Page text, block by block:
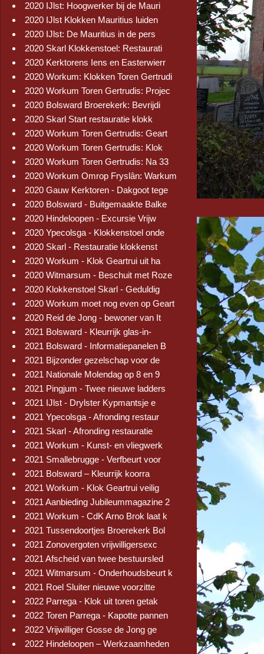
2020 IJlst: Hoogwerker bij de Mauri
2020 IJlst Klokken Mauritius luiden
2020 IJlst: De Mauritius in de pers
2020 Skarl Klokkenstoel: Restaurati
2020 Kerktorens Iens en Easterwierr
2020 Workum: Klokken Toren Gertrudi
2020 Workum Toren Gertrudis: Projec
2020 Bolsward Broerekerk: Bevrijdi
2020 Skarl Start restauratie klokk
2020 Workum Toren Gertrudis: Geart
2020 Workum Toren Gertrudis: Klok
2020 Workum Toren Gertrudis: Na 33
2020 Workum Omrop Fryslân: Warkum
2020 Gauw Kerktoren - Dakgoot tege
2020 Bolsward - Buitgemaakte Balke
2020 Hindeloopen - Excursie Vrijw
2020 Ypecolsga - Klokkenstoel onde
2020 Skarl - Restauratie klokkenst
2020 Workum - Klok Geartrui uit ha
2020 Witmarsum - Beschuit met Roze
2020 Klokkenstoel Skarl - Geduldig
2020 Workum moet nog even op Geart
2020 Reid de Jong - bewoner van It
2021 Bolsward - Kleurrijk glas-in-
2021 Bolsward - Informatiepanelen B
2021 Bijzonder gezelschap voor de
2021 Nationale Molendag op 8 en 9
2021 Pingjum - Twee nieuwe ladders
2021 IJlst - Drylster Kypmantsje e
2021 Ypecolsga - Afronding restaur
2021 Skarl - Afronding restauratie
2021 Workum - Kunst- en vliegwerk
2021 Smallebrugge - Verfbeurt voor
2021 Bolsward – Kleurrijk koorra
2021 Workum - Klok Geartrui veilig
2021 Aanbieding Jubileummagazine 2
2021 Workum - CdK Arno Brok laat k
2021 Tussendoortjes Broerekerk Bol
2021 Zonovergoten vrijwilligersexc
2021 Afscheid van twee bestuursled
2021 Witmarsum - Onderhoudsbeurt k
2021 Roel Sluiter nieuwe voorzitte
2022 Parrega - Klok uit toren getak
2022 Toren Parrega - Kapotte pannen
2022 Vrijwilliger Gosse de Jong ge
2022 Hindeloopen – Werkzaamheden